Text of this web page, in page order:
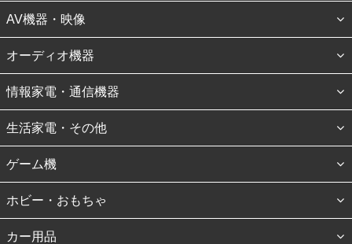
AV機器・映像
オーディオ機器
情報家電・通信機器
生活家電・その他
ゲーム機
ホビー・おもちゃ
カー用品